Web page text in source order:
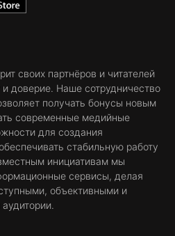
своих партнёров и читателей
доверие. Наше сотрудничество
получать бонусы новым
современные медийные
для создания
стабильную работу
инициативам мы
сервисы, делая
объективными и